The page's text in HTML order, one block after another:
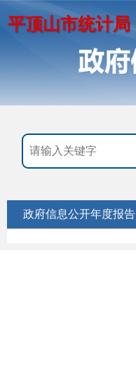
平顶山市统计局
政府信息公开年度报告